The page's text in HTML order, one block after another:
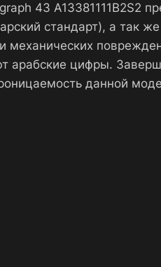
43 A13381111B2S2
стандарт), а так
механических
арабские цифры.
данной